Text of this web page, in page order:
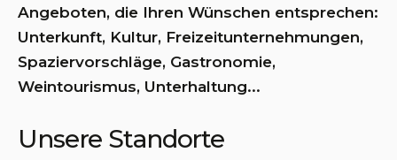
Angeboten, die Ihren Wünschen entsprechen:
Unterkunft, Kultur, Freizeitunternehmungen,
Spaziervorschläge, Gastronomie,
Weintourismus, Unterhaltung...
Unsere Standorte